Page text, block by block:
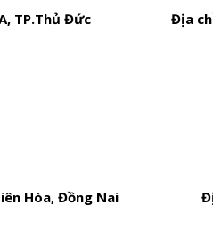
TP.Thủ Đức
Địa
Hòa, Đồng Nai